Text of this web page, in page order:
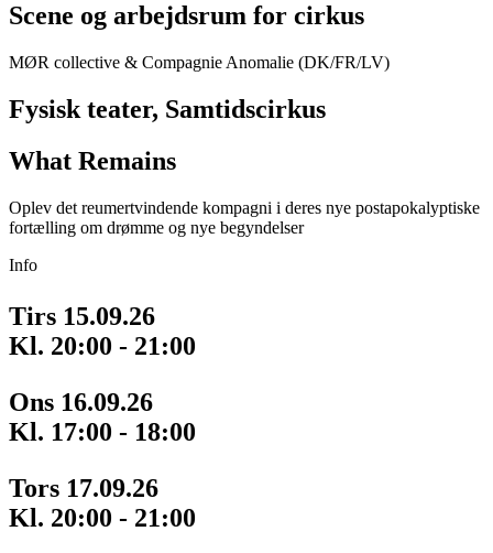
Scene og arbejdsrum for cirkus
MØR collective & Compagnie Anomalie (DK/FR/LV)
Fysisk teater, Samtidscirkus
What Remains
Oplev det reumertvindende kompagni i deres nye postapokalyptiske
fortælling om drømme og nye begyndelser
Info
Tirs 15.09.26
Kl. 20:00 - 21:00
Ons 16.09.26
Kl. 17:00 - 18:00
Tors 17.09.26
Kl. 20:00 - 21:00